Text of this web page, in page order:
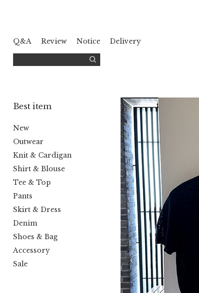
Q&A Review Notice Delivery
Best item
New
Outwear
Knit & Cardigan
Shirt & Blouse
Tee & Top
Pants
Skirt & Dress
Denim
Shoes & Bag
Accessory
Sale